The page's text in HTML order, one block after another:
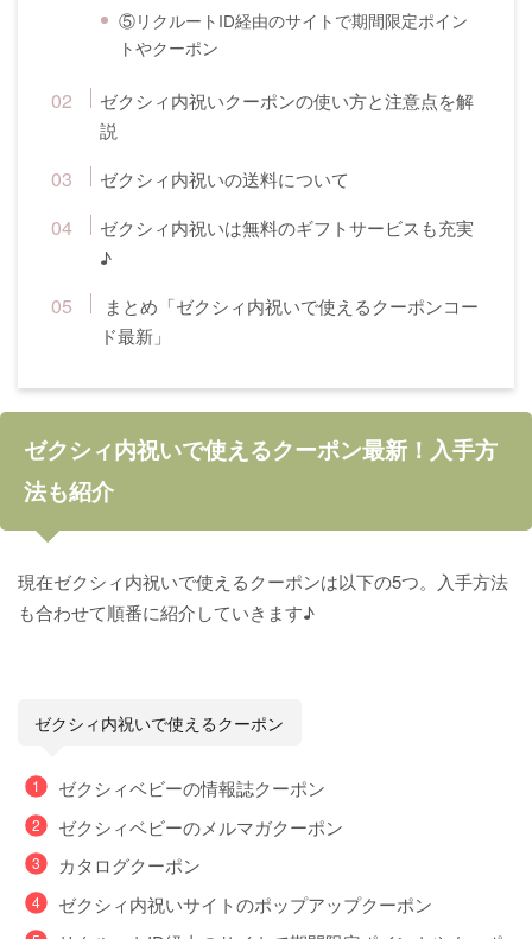
⑤リクルートID経由のサイトで期間限定ポイン
トやクーポン
ゼクシィ内祝いクーポンの使い方と注意点を解
説
ゼクシィ内祝いの送料について
ゼクシィ内祝いは無料のギフトサービスも充実
♪
まとめ「ゼクシィ内祝いで使えるクーポンコー
ド最新」
ゼクシィ内祝いで使えるクーポン最新！入手方
法も紹介
現在ゼクシィ内祝いで使えるクーポンは以下の5つ。入手方法
も合わせて順番に紹介していきます♪
ゼクシィ内祝いで使えるクーポン
ゼクシィベビーの情報誌クーポン
ゼクシィベビーのメルマガクーポン
カタログクーポン
ゼクシィ内祝いサイトのポップアップクーポン